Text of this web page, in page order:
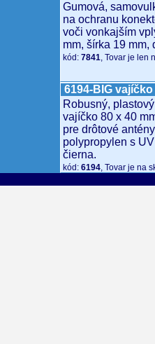
Gumová,
na ochranu
voči vonkajším
mm, šírka 19 mm,
kód: 7841, Tovar je len
6194-BIG vajíčko
Robusný,
vajíčko 80 x 40
pre drôtové
polypropylen s
čierna.
kód: 6194, Tovar je na